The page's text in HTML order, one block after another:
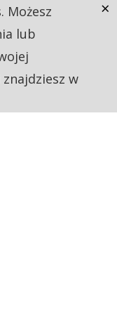
Możesz
lub
w
×